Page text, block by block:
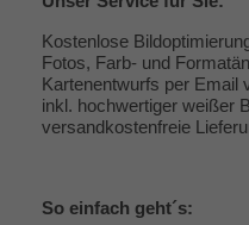
Kostenlose
Fotos, Farb- und
Kartenentwurfs per Email
inkl. hochwertiger weißer
versandkostenfreie
So einfach geht´s: